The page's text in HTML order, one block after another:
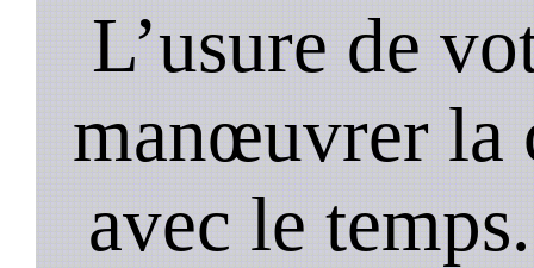
L’usure de
manœuvrer la
avec le